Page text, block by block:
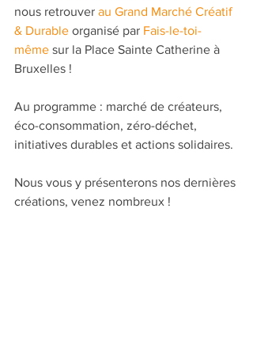
nous retrouver au Grand Marché Créatif
& Durable organisé par Fais-le-toi-
même sur la Place Sainte Catherine à
Bruxelles !
Au programme : marché de créateurs,
éco-consommation, zéro-déchet,
initiatives durables et actions solidaires.
Nous vous y présenterons nos dernières
créations, venez nombreux !